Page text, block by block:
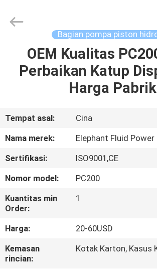
RUMAH
TENTANG
KAMI
TUR
PABRIK
KONTROL
KUALITAS
HUBUNGI
Power
Co.,Ltd.
Bagian pompa piston
OEM Kualitas
Perbaikan Katup
Harga Pabrik
Tempat asal:
Cina
Nama merek:
Elephant Fluid Power
Sertifikasi:
ISO9001,CE
Nomor model:
PC200
Kuantitas min
Order:
1
Harga:
20-60USD
Kemasan
rincian:
Kotak Karton, Kasus